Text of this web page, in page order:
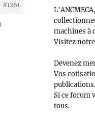
#1261
machines à
Visitez
Devenez
Vos
publications.
Si ce forum
tous.